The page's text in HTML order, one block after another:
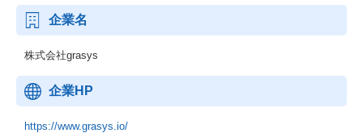
企業名
株式会社grasys
企業HP
https://www.grasys.io/